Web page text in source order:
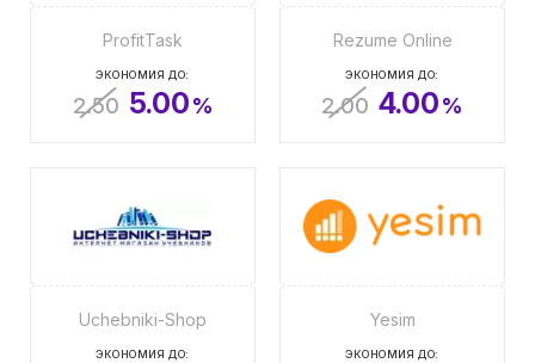
ProfitTask
ЭКОНОМИЯ ДО:
2.50 5.00%
Rezume Online
ЭКОНОМИЯ ДО:
2.00 4.00%
Uchebniki-Shop
ЭКОНОМИЯ ДО:
Yesim
ЭКОНОМИЯ ДО: